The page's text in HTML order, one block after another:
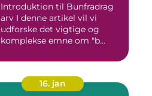
Introduktion til Bunfradrag
arv I denne artikel vil vi
udforske det vigtige og
komplekse emne om "b...
16. jan